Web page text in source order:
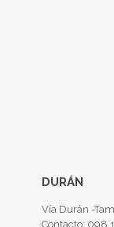
DURÁN
Vía Durán -
Contacto: 098